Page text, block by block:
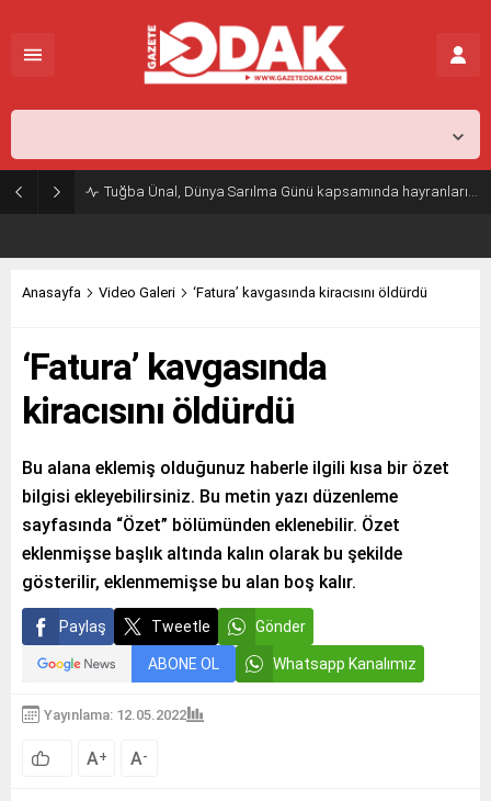
Tuğba Ünal, Dünya Sarılma Günü kapsamında hayranlarıyla buluştu
Anasayfa Video Galeri ‘Fatura’ kavgasında kiracısını öldürdü
‘Fatura’ kavgasında
kiracısını öldürdü
Bu alana eklemiş olduğunuz haberle ilgili kısa bir özet
bilgisi ekleyebilirsiniz. Bu metin yazı düzenleme
sayfasında “Özet” bölümünden eklenebilir. Özet
eklenmişse başlık altında kalın olarak bu şekilde
gösterilir, eklenmemişse bu alan boş kalır.
Paylaş Tweetle Gönder
ABONE OL Whatsapp Kanalımız
Yayınlama: 12.05.2022
A+ A-